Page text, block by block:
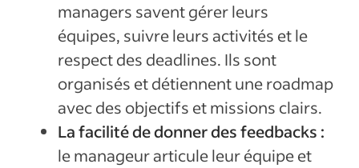
managers savent gérer leurs
équipes, suivre leurs activités et le
respect des deadlines. Ils sont
organisés et détiennent une roadmap
avec des objectifs et missions clairs.
La facilité de donner des feedbacks :
le manageur articule leur équipe et